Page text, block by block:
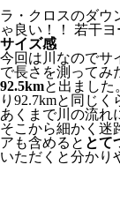
ラ・クロスのダウ
ゃ良い！！ 若干
サイズ感
今回は川なのでサ
で長さを測ってみ
92.5kmと出ました
り92.7kmと同じく
あくまで川の流れ
そこから細かく迷
アも含めると とて
いただくと分かり